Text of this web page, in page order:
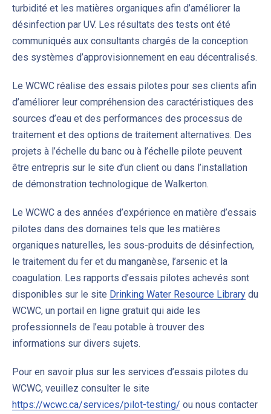
turbidité et les matières organiques afin d’améliorer la
désinfection par UV. Les résultats des tests ont été
communiqués aux consultants chargés de la conception
des systèmes d’approvisionnement en eau décentralisés.
Le WCWC réalise des essais pilotes pour ses clients afin
d’améliorer leur compréhension des caractéristiques des
sources d’eau et des performances des processus de
traitement et des options de traitement alternatives. Des
projets à l’échelle du banc ou à l’échelle pilote peuvent
être entrepris sur le site d’un client ou dans l’installation
de démonstration technologique de Walkerton.
Le WCWC a des années d’expérience en matière d’essais
pilotes dans des domaines tels que les matières
organiques naturelles, les sous-produits de désinfection,
le traitement du fer et du manganèse, l’arsenic et la
coagulation. Les rapports d’essais pilotes achevés sont
disponibles sur le site Drinking Water Resource Library du
WCWC, un portail en ligne gratuit qui aide les
professionnels de l’eau potable à trouver des
informations sur divers sujets.
Pour en savoir plus sur les services d’essais pilotes du
WCWC, veuillez consulter le site
https://wcwc.ca/services/pilot-testing/ ou nous contacter
PREVIOUS